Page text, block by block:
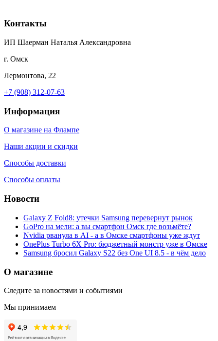
Контакты
ИП Шаерман Наталья Александровна
г. Омск
Лермонтова, 22
+7 (908) 312-07-63
Информация
О магазине на Флампе
Наши акции и скидки
Способы доставки
Способы оплаты
Новости
Galaxy Z Fold8: утечки Samsung перевернут рынок
GoPro на мели: а вы смартфон Омск где возьмёте?
Nvidia рванула в AI - а в Омске смартфоны уже ждут
OnePlus Turbo 6X Pro: бюджетный монстр уже в Омске
Samsung бросил Galaxy S22 без One UI 8.5 - в чём дело
О магазине
Следите за новостями и событиями
Мы принимаем